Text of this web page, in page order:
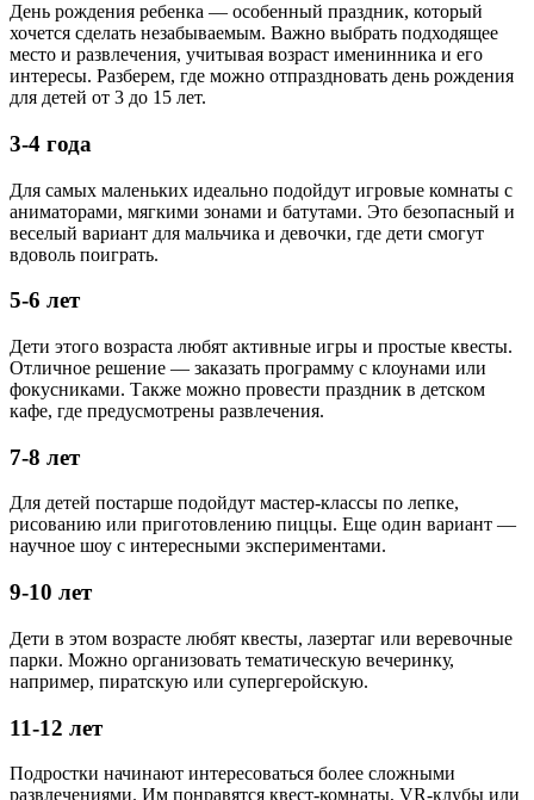
День рождения ребенка — особенный праздник, который
хочется сделать незабываемым. Важно выбрать подходящее
место и развлечения, учитывая возраст именинника и его
интересы. Разберем, где можно отпраздновать день рождения
для детей от 3 до 15 лет.
3-4 года
Для самых маленьких идеально подойдут игровые комнаты с
аниматорами, мягкими зонами и батутами. Это безопасный и
веселый вариант для мальчика и девочки, где дети смогут
вдоволь поиграть.
5-6 лет
Дети этого возраста любят активные игры и простые квесты.
Отличное решение — заказать программу с клоунами или
фокусниками. Также можно провести праздник в детском
кафе, где предусмотрены развлечения.
7-8 лет
Для детей постарше подойдут мастер-классы по лепке,
рисованию или приготовлению пиццы. Еще один вариант —
научное шоу с интересными экспериментами.
9-10 лет
Дети в этом возрасте любят квесты, лазертаг или веревочные
парки. Можно организовать тематическую вечеринку,
например, пиратскую или супергеройскую.
11-12 лет
Подростки начинают интересоваться более сложными
развлечениями. Им понравятся квест-комнаты, VR-клубы или